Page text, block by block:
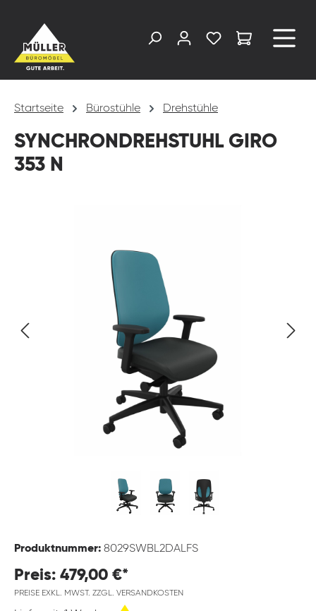
Startseite Bürostühle Drehstühle
SYNCHRONDREHSTUHL GIRO
353 N
Produktnummer: 8029SWBL2DALFS
Preis: 479,00 €*
PREISE EXKL. MWST. ZZGL. VERSANDKOSTEN